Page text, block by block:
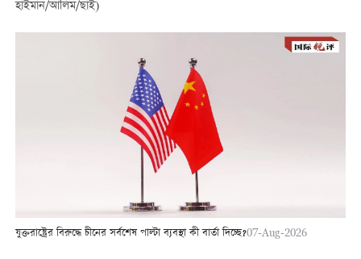
হাইমান/আলিম/ছাই)
যুক্তরাষ্ট্রের বিরুদ্ধে চীনের সর্বশেষ পাল্টা ব্যবস্থা কী বার্তা দিচ্ছে?07-Aug-2026